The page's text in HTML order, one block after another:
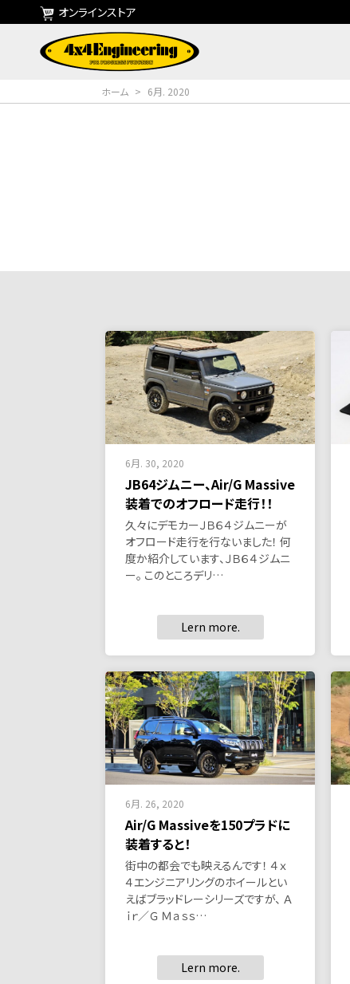
オンラインストア
ホーム > 6月. 2020
6月. 30, 2020
JB64ジムニー、Air/G Massive
装着でのオフロード走行！！
久々にデモカーＪＢ６４ジムニーが
オフロード走行を行ないました！ 何
度か紹介しています、ＪＢ６４ジムニ
ー。 このところデリ…
Lern more.
6月. 26, 2020
Air/G Massiveを150プラドに
装着すると！
街中の都会でも映えるんです！ ４ｘ
４エンジニアリングのホイールとい
えばブラッドレーシリーズですが、 Ａ
ｉｒ／Ｇ Ｍａｓｓ…
Lern more.